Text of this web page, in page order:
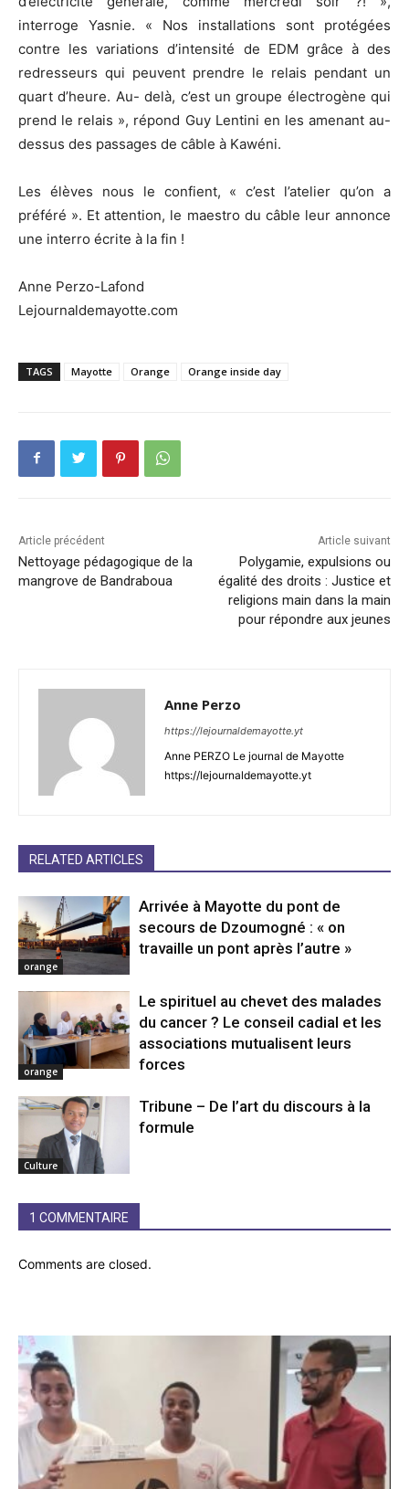
interroge Yasnie. « Nos installations sont protégées
contre les variations d’intensité de EDM grâce à des
redresseurs qui peuvent prendre le relais pendant un
quart d’heure. Au- delà, c’est un groupe électrogène qui
prend le relais », répond Guy Lentini en les amenant au-
dessus des passages de câble à Kawéni.
Les élèves nous le confient, « c’est l’atelier qu’on a
préféré ». Et attention, le maestro du câble leur annonce
une interro écrite à la fin !
Anne Perzo-Lafond
Lejournaldemayotte.com
TAGS Mayotte Orange Orange inside day
Article précédent
Nettoyage pédagogique de la
mangrove de Bandraboua
Article suivant
Polygamie, expulsions ou
égalité des droits : Justice et
religions main dans la main
pour répondre aux jeunes
Anne Perzo
https://lejournaldemayotte.yt
Anne PERZO Le journal de Mayotte
https://lejournaldemayotte.yt
RELATED ARTICLES
orange
Arrivée à Mayotte du pont de
secours de Dzoumogné : « on
travaille un pont après l’autre »
orange
Le spirituel au chevet des malades
du cancer ? Le conseil cadial et les
associations mutualisent leurs
forces
Culture
Tribune – De l’art du discours à la
formule
1 COMMENTAIRE
Comments are closed.